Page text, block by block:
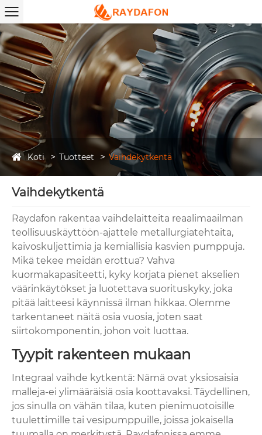
Koti Tuotteet Vaihdekytkentä
Vaihdekytkentä
Raydafon rakentaa vaihdelaitteita reaalimaailman
teollisuuskäyttöön-ajattele metallurgiatehtaita,
kaivoskuljettimia ja kemiallisia kasvien pumppuja.
Mikä tekee meidän erottua? Vahva
kuormakapasiteetti, kyky korjata pienet akselien
väärinkäytökset ja luotettava suorituskyky, joka
pitää laitteesi käynnissä ilman hikkaa. Olemme
tarkentaneet näitä osia vuosia, joten saat
siirtokomponentin, johon voit luottaa.
Tyypit rakenteen mukaan
Integraal vaihde kytkentä: Nämä ovat yksiosaisia ​​
malleja-ei ylimääräisiä osia koottavaksi. Täydellinen,
jos sinulla on vähän tilaa, kuten pienimuotoisille
tuulettimille tai vesipumppuille, joissa jokaisella